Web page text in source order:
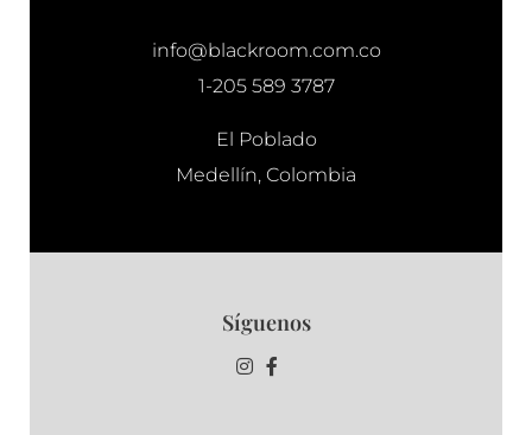
info@blackroom.com.co
1-205 589 3787
El Poblado
Medellín, Colombia
Síguenos